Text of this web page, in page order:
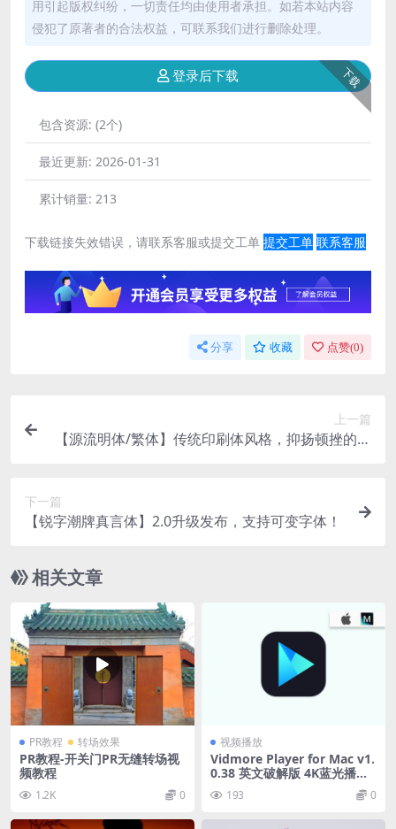
用引起版权纠纷，一切责任均由使用者承担。如若本站内容
侵犯了原著者的合法权益，可联系我们进行删除处理。
下载
登录后下载
包含资源: (2个)
最近更新: 2026-01-31
累计销量: 213
下载链接失效错误，请联系客服或提交工单 提交工单 联系客服
分享 收藏 点赞(0)
上一篇
【源流明体/繁体】传统印刷体风格，抑扬顿挫的繁
下一篇
【锐字潮牌真言体】2.0升级发布，支持可变字体！
相关文章
PR教程 转场效果
PR教程-开关门PR无缝转场视
频教程
1.2K 0
视频播放
Vidmore Player for Mac v1.
0.38 英文破解版 4K蓝光播放
软件193 0